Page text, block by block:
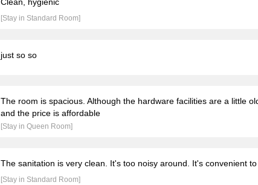
[Stay in Standard Room]
just so so
The room is spacious. Although the hardware facilities are a little
and the price is affordable
[Stay in Queen Room]
The sanitation is very clean. It's too noisy around. It's convenient
[Stay in Standard Room]